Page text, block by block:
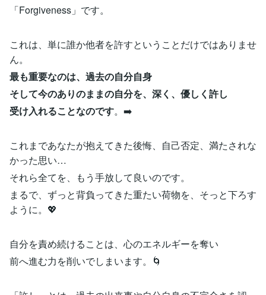
「Forgiveness」です。
これは、単に誰か他者を許すということだけではありませ
ん。
最も重要なのは、過去の自分自身
そして今のありのままの自分を、深く、優しく許し
受け入れることなのです。➡️
これまであなたが抱えてきた後悔、自己否定、満たされな
かった思い…
それら全てを、もう手放して良いのです。
まるで、ずっと背負ってきた重たい荷物を、そっと下ろす
ように。💖
自分を責め続けることは、心のエネルギーを奪い
前へ進む力を削いでしまいます。🌀